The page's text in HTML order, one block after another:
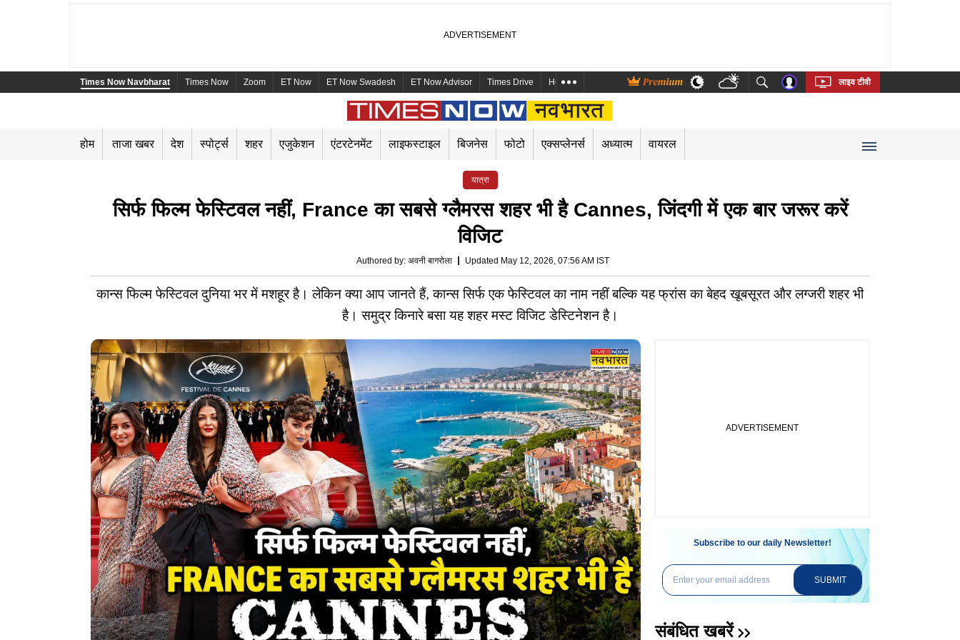
Times Now Navbharat Times Now Zoom ET Now ET Now Swadesh ET Now Advisor Times Drive Health and Me Marathi Bengali Telugu Tamil Kannada Malayalam
लाइव टीवी
होम ताजा खबर देश स्पोर्ट्स शहर एजुकेशन एंटरटेनमेंट लाइफस्टाइल बिजनेस फोटो एक्सप्लेनर्स अध्यात्म वायरल
यात्रा
सिर्फ फिल्म फेस्टिवल नहीं, France का सबसे ग्लैमरस शहर भी है Cannes, जिंदगी में एक बार जरूर करें
विजिट
Authored by: अवनी बागरोला Updated May 12, 2026, 07:56 AM IST
कान्स फिल्म फेस्टिवल दुनिया भर में मशहूर है। लेकिन क्या आप जानते हैं, कान्स सिर्फ एक फेस्टिवल का नाम नहीं बल्कि यह फ्रांस का बेहद खूबसूरत और लग्जरी शहर भी
है। समुद्र किनारे बसा यह शहर मस्ट विजिट डेस्टिनेशन है।
Subscribe to our daily Newsletter!
SUBMIT
संबंधित खबरें